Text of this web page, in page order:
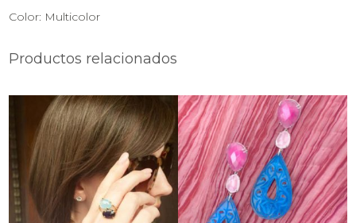
Color: Multicolor
Productos relacionados